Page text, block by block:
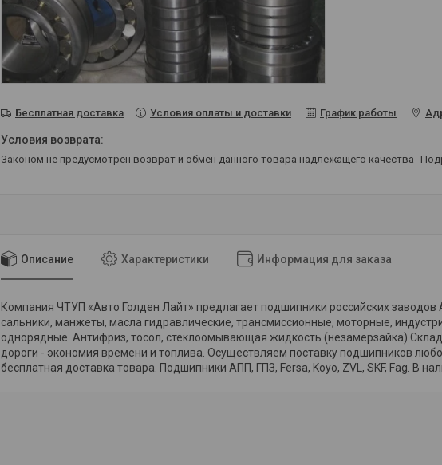
Бесплатная доставка Условия оплаты и доставки График работы
Законом не предусмотрен возврат и обмен данного товара надлежащего качества
Описание Характеристики Информация для заказа
Компания ЧТУП «Авто Голден Лайт» предлагает подшипники российских заводов
сальники, манжеты, масла гидравлические, трансмиссионные, моторные,
однорядные. Антифриз, тосол, стеклоомывающая жидкость (незамерзайка)
дороги - экономия времени и топлива. Осуществляем поставку подшипников
бесплатная доставка товара. Подшипники АПП, ГПЗ, Fersa, Koyo, ZVL, SKF, Fag. В